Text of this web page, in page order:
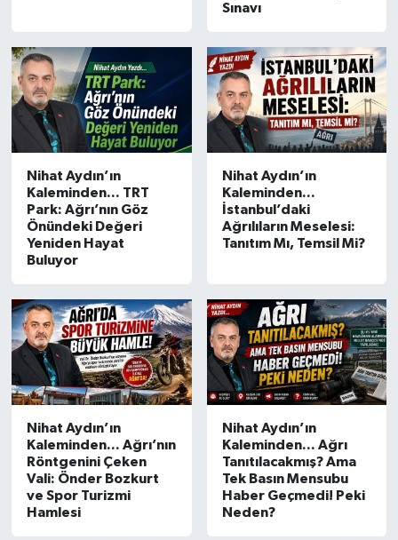
Sınavı
Nihat Aydın’ın
Kaleminden... TRT
Park: Ağrı’nın Göz
Önündeki Değeri
Yeniden Hayat
Buluyor
Nihat Aydın’ın
Kaleminden...
İstanbul’daki
Ağrılıların Meselesi:
Tanıtım Mı, Temsil Mi?
Nihat Aydın’ın
Kaleminden... Ağrı’nın
Röntgenini Çeken
Vali: Önder Bozkurt
ve Spor Turizmi
Hamlesi
Nihat Aydın’ın
Kaleminden... Ağrı
Tanıtılacakmış? Ama
Tek Basın Mensubu
Haber Geçmedi! Peki
Neden?
İznik
Magazin
Mudanya
Özel Haber
Politika
Sağlık
Son Dakika
Spor
Teknoloji